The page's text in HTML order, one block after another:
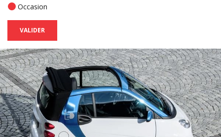
Occasion
VALIDER